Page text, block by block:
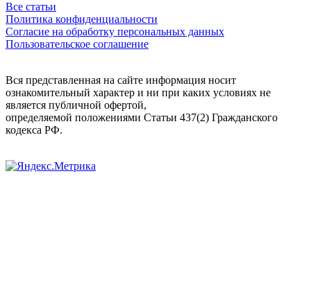
Все статьи
Политика конфиденциальности
Согласие на обработку персональных данных
Пользовательское соглашение
Вся представленная на сайте информация носит
ознакомительный характер и ни при каких условиях не
является публичной офертой,
определяемой положениями Статьи 437(2) Гражданского
кодекса РФ.